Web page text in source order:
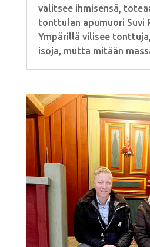
valitsee ihmisensä,
tonttulan apumuori Suvi
Ympärillä vilisee
isoja, mutta mitään